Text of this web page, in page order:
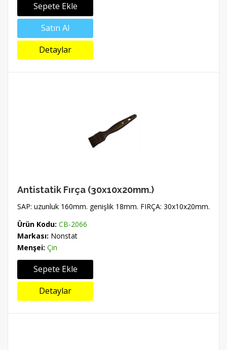
Sepete Ekle
Satın Al
Detaylar
Antistatik Fırça (30x10x20mm.)
SAP: uzunluk 160mm. genişlik 18mm. FIRÇA: 30x10x20mm.
Ürün Kodu: CB-2066
Markası: Nonstat
Menşei: Çin
Sepete Ekle
Detaylar